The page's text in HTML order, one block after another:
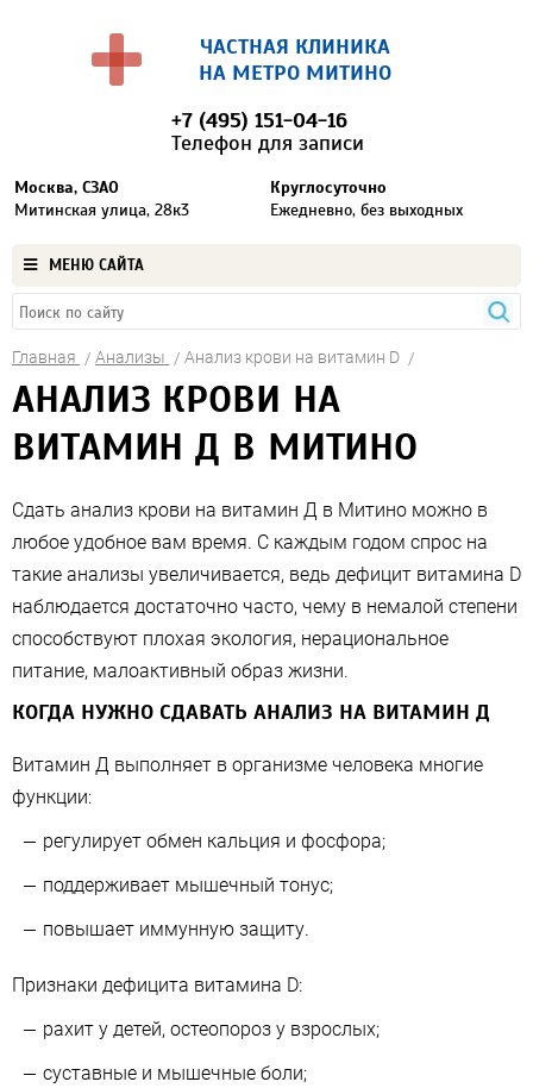
ЧАСТНАЯ КЛИНИКА
НА МЕТРО МИТИНО
Москва, СЗАО
Митинская улица, 28к3
+7 (495) 151-04-16
Телефон для записи
Круглосуточно
Ежедневно, без выходных
МЕНЮ САЙТА
Главная Анализы Анализ крови на витамин D
АНАЛИЗ КРОВИ НА
ВИТАМИН Д В МИТИНО
Сдать анализ крови на витамин Д в Митино можно в
любое удобное вам время. С каждым годом спрос на
такие анализы увеличивается, ведь дефицит витамина D
наблюдается достаточно часто, чему в немалой степени
способствуют плохая экология, нерациональное
питание, малоактивный образ жизни.
КОГДА НУЖНО СДАВАТЬ АНАЛИЗ НА ВИТАМИН Д
Витамин Д выполняет в организме человека многие
функции:
регулирует обмен кальция и фосфора;
поддерживает мышечный тонус;
повышает иммунную защиту.
Признаки дефицита витамина D:
рахит у детей, остеопороз у взрослых;
суставные и мышечные боли;